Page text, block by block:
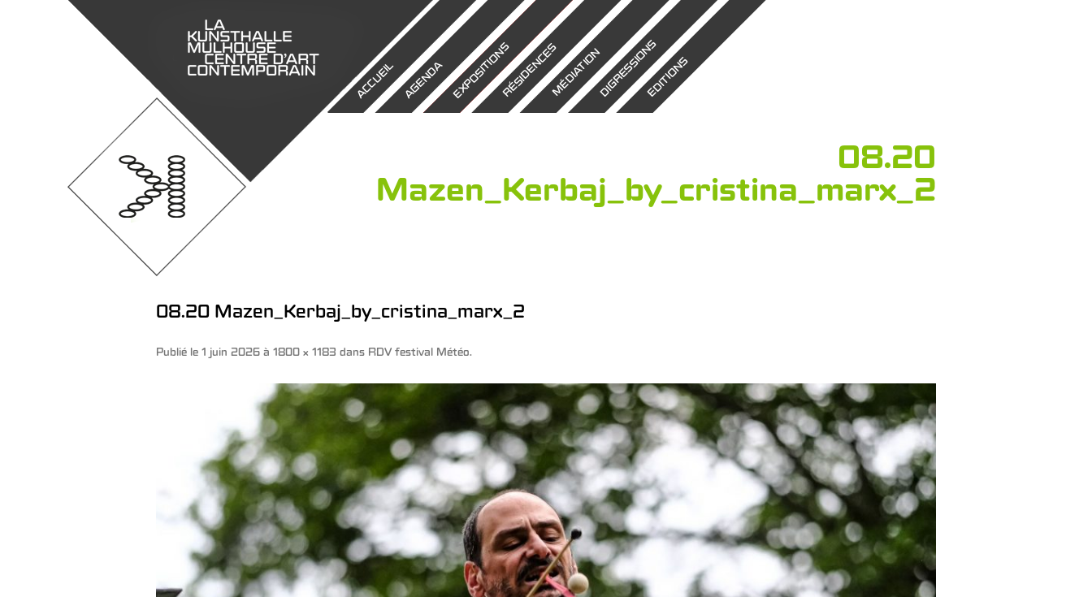
ACCUEILAGENDAEXPOSITIONSRÉSIDENCESMÉDIATIONDIGRESSIONSEDITIONS
08.20
Mazen_Kerbaj_by_cristina_marx_2
08.20 Mazen_Kerbaj_by_cristina_marx_2
Publié le 1 juin 2026 à 1800 × 1183 dans RDV festival Météo.